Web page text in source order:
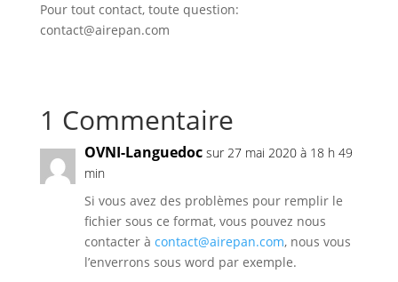
Pour tout contact, toute question:
contact@airepan.com
1 Commentaire
OVNI-Languedoc sur 27 mai 2020 à 18 h 49
min
Si vous avez des problèmes pour remplir le
fichier sous ce format, vous pouvez nous
contacter à contact@airepan.com, nous vous
l’enverrons sous word par exemple.